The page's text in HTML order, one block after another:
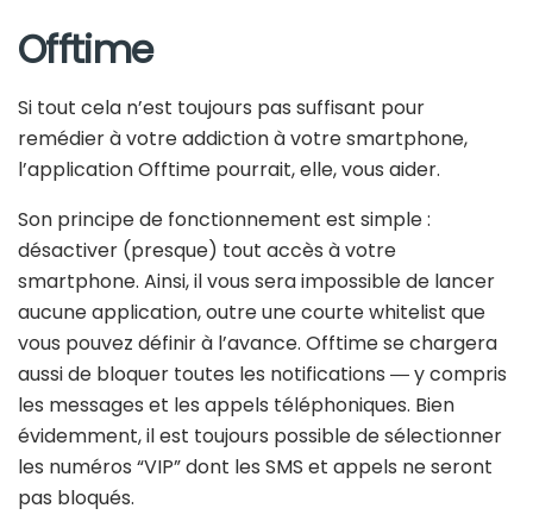
Offtime
Si tout cela n’est toujours pas suffisant pour
remédier à votre addiction à votre smartphone,
l’application Offtime pourrait, elle, vous aider.
Son principe de fonctionnement est simple :
désactiver (presque) tout accès à votre
smartphone. Ainsi, il vous sera impossible de lancer
aucune application, outre une courte whitelist que
vous pouvez définir à l’avance. Offtime se chargera
aussi de bloquer toutes les notifications ― y compris
les messages et les appels téléphoniques. Bien
évidemment, il est toujours possible de sélectionner
les numéros “VIP” dont les SMS et appels ne seront
pas bloqués.